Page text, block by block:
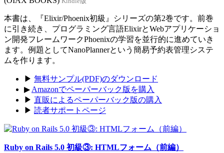
本書は、『Elixir/Phoenix初級』シリーズの第2巻です。前巻
に引き続き、プログラミング言語ElixirとWebアプリケーショ
ン開発フレームワークPhoenixの学習を並行的に進めていき
ます。例題としてNanoPlannerという簡易予約表管理システ
ムを作ります。
▶ 無料サンプル(PDF)のダウンロード
▶ Amazonでペーパーバック版を購入
▶ 直販によるペーパーバック版の購入
▶ 読者サポートページ
Ruby on Rails 5.0 初級③: HTMLフォーム（前編）